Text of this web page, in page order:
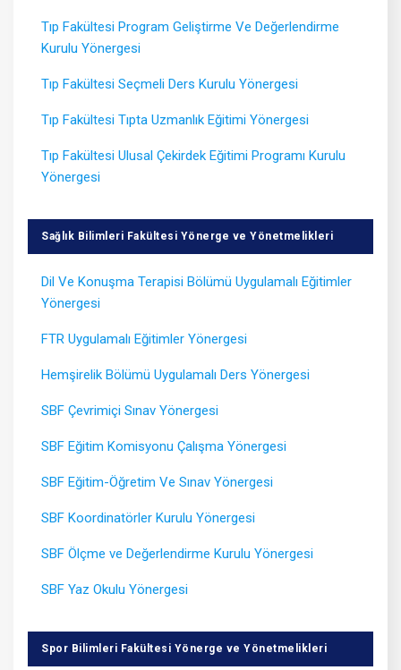
Tıp Fakültesi Program Geliştirme Ve Değerlendirme
Kurulu Yönergesi
Tıp Fakültesi Seçmeli Ders Kurulu Yönergesi
Tıp Fakültesi Tıpta Uzmanlık Eğitimi Yönergesi
Tıp Fakültesi Ulusal Çekirdek Eğitimi Programı Kurulu
Yönergesi
Sağlık Bilimleri Fakültesi Yönerge ve Yönetmelikleri
Dil Ve Konuşma Terapisi Bölümü Uygulamalı Eğitimler
Yönergesi
FTR Uygulamalı Eğitimler Yönergesi
Hemşirelik Bölümü Uygulamalı Ders Yönergesi
SBF Çevrimiçi Sınav Yönergesi
SBF Eğitim Komisyonu Çalışma Yönergesi
SBF Eğitim-Öğretim Ve Sınav Yönergesi
SBF Koordinatörler Kurulu Yönergesi
SBF Ölçme ve Değerlendirme Kurulu Yönergesi
SBF Yaz Okulu Yönergesi
Spor Bilimleri Fakültesi Yönerge ve Yönetmelikleri